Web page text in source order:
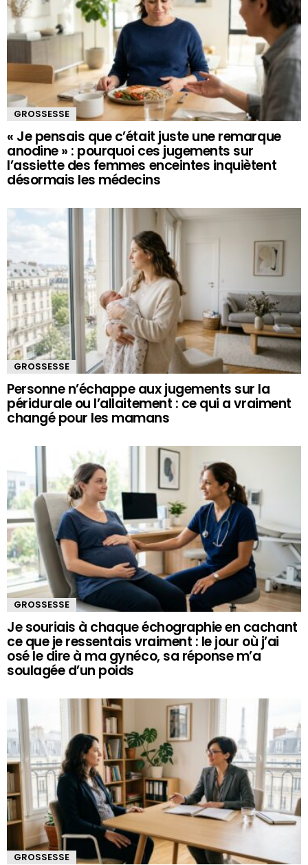
GROSSESSE
« Je pensais que c’était juste une remarque
anodine » : pourquoi ces jugements sur
l’assiette des femmes enceintes inquiètent
désormais les médecins
GROSSESSE
Personne n’échappe aux jugements sur la
péridurale ou l’allaitement : ce qui a vraiment
changé pour les mamans
GROSSESSE
Je souriais à chaque échographie en cachant
ce que je ressentais vraiment : le jour où j’ai
osé le dire à ma gynéco, sa réponse m’a
soulagée d’un poids
GROSSESSE